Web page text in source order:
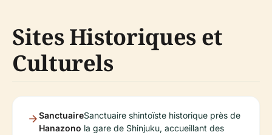
Sites Historiques et
Culturels
Sanctuaire
Hanazono
Sanctuaire shintoïste historique près de
la gare de Shinjuku, accueillant des